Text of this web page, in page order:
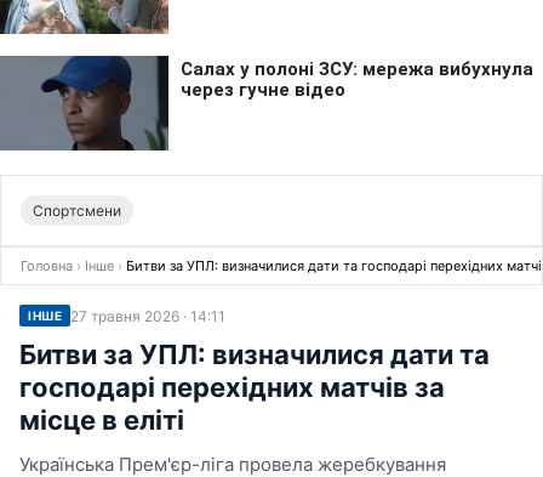
Спортсмени
Головна › Інше › Битви за УПЛ: визначилися дати та господарі перехідних
ІНШЕ 27 травня 2026 · 14:11
Битви за УПЛ: визначилися дати та
господарі перехідних матчів за
місце в еліті
Українська Прем'єр-ліга провела жеребкування